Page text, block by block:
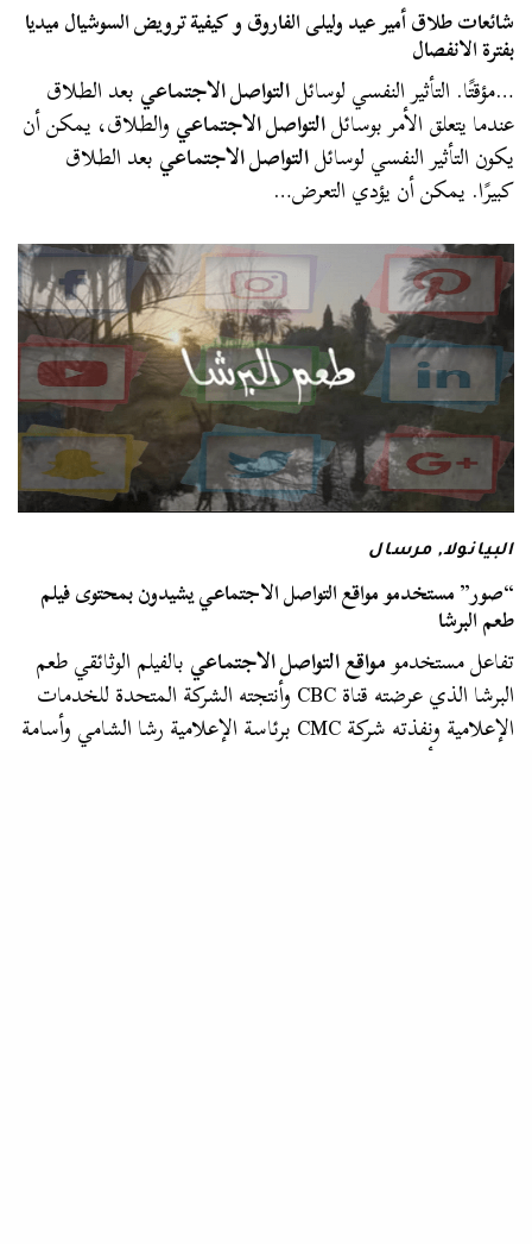
شائعات طلاق أمير عيد وليلى الفاروق و كيفية ترويض السوشيال ميديا
بفترة الانفصال
…مؤقتًا. التأثير النفسي لوسائلالتواصل الاجتماعيبعد الطلاق
عندما يتعلق الأمر بوسائلالتواصل الاجتماعيوالطلاق، يمكن أن
يكون التأثير النفسي لوسائلالتواصل الاجتماعيبعد الطلاق
كبيرًا. يمكن أن يؤدي التعرض…
البيانولا,مرسال
“صور” مستخدمو مواقع التواصل الاجتماعي يشيدون بمحتوى فيلم
طعم البرشا
تفاعل مستخدمومواقع التواصل الاجتماعيبالفيلم الوثائقي طعم
البرشا الذي عرضته قناة CBC وأنتجته الشركة المتحدة للخدمات
الإعلامية ونفذته شركة CMC برئاسة الإعلامية رشا الشامي وأسامة
الشاذلي. وأبدى مستخدمو